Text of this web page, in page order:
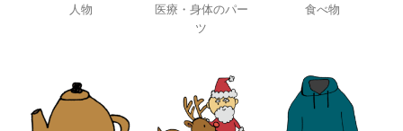
人物
医療・身体のパー
ツ
食べ物